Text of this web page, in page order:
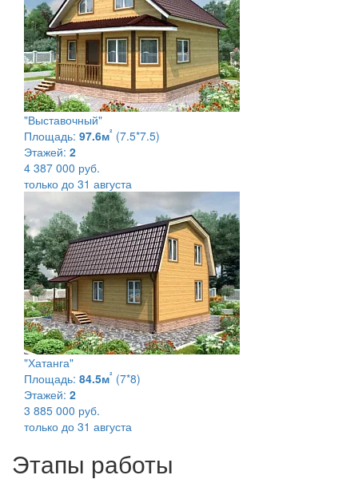
"Выставочный"
Площадь: 97.6м² (7.5*7.5)
Этажей: 2
4 387 000 руб.
только до 31 августа
"Хатанга"
Площадь: 84.5м² (7*8)
Этажей: 2
3 885 000 руб.
только до 31 августа
Этапы работы